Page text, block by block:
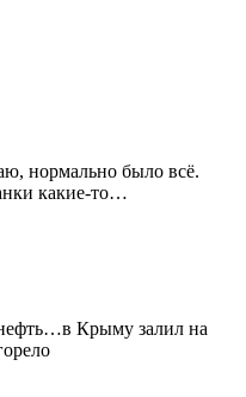
нормально было всё.
какие-то…
Крыму залил на